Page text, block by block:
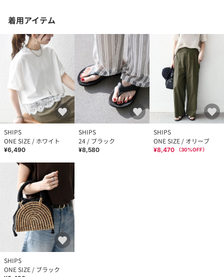
着用アイテム
SHIPS
ONE SIZE / ホワイト
¥6,490
SHIPS
24 / ブラック
¥8,580
SHIPS
ONE SIZE / オリーブ
¥8,470 （30%OFF）
SHIPS
ONE SIZE / ブラック